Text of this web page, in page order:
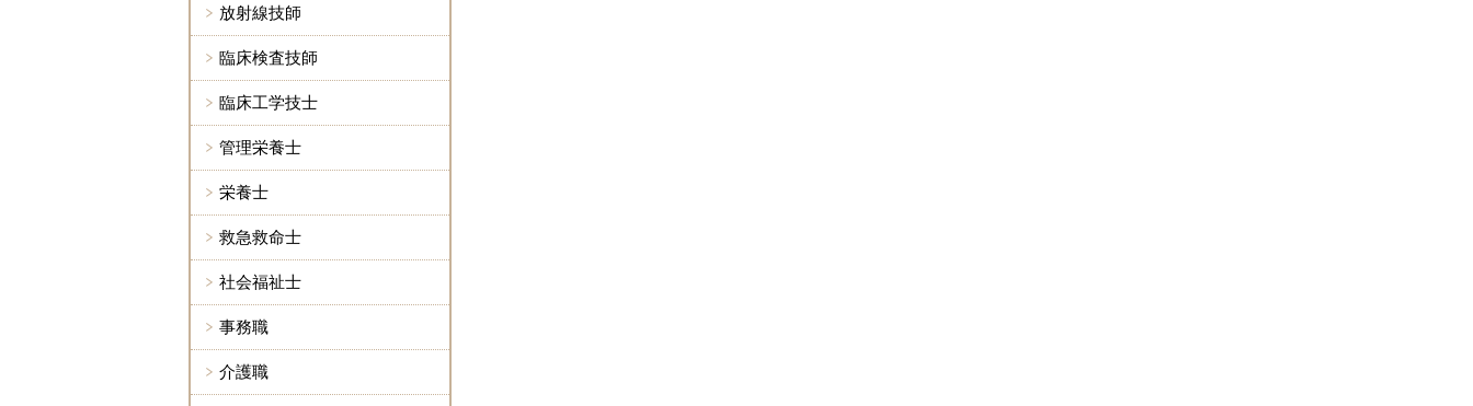
放射線技師
臨床検査技師
臨床工学技士
管理栄養士
栄養士
救急救命士
社会福祉士
事務職
介護職